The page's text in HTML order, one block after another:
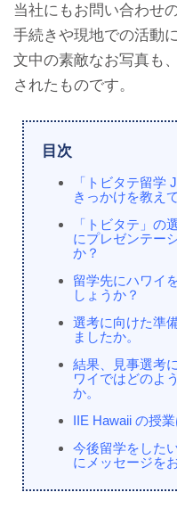
当社にもお問い合わせ
手続きや現地での活動
文中の素敵なお写真も
されたものです。
目次
「トビタテ留学
きっかけを教え
「トビタテ」の
にプレゼンテー
か？
留学先にハワイ
しょうか？
選考に向けた準
ましたか。
結果、見事選考
ワイではどのよ
か。
IIE Hawaii の授
今後留学をした
にメッセージを